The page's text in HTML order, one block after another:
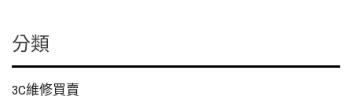
分類
3C維修買賣